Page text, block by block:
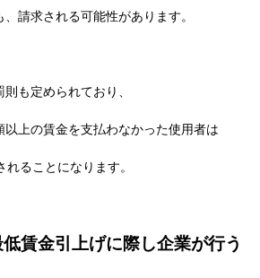
請求される可能性があります。
も定められており、
上の賃金を支払わなかった使用者は
ることになります。
賃金引上げに際し企業が行う